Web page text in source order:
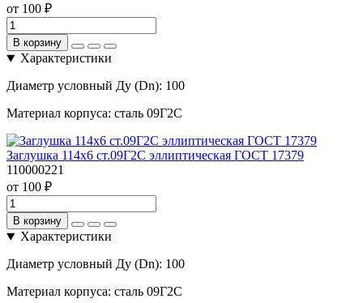
от 100 ₽
В корзину
Характеристики
Диаметр условный Ду (Dn): 100
Материал корпуса: сталь 09Г2С
Заглушка 114х6 ст.09Г2С эллиптическая ГОСТ 17379
110000221
от 100 ₽
В корзину
Характеристики
Диаметр условный Ду (Dn): 100
Материал корпуса: сталь 09Г2С